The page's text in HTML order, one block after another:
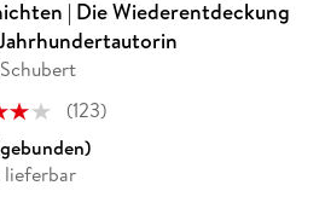
| Die Wiederentdeckung
(123)